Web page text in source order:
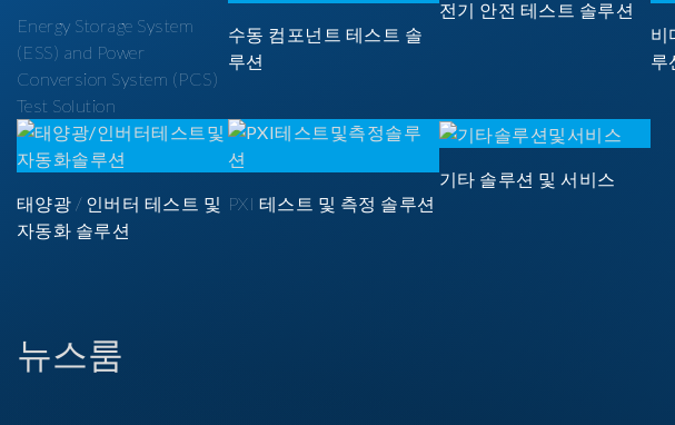
Energy Storage System
(ESS) and Power
Conversion System (PCS)
Test Solution
수동 컴포넌트 테스트 솔
루션
전기 안전 테스트 솔루션
비
루
태양광 / 인버터 테스트 및
자동화 솔루션
PXI 테스트 및 측정 솔루션
기타 솔루션 및 서비스
뉴스룸